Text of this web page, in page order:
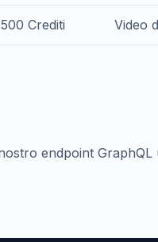
Crediti Video
endpoint GraphQL